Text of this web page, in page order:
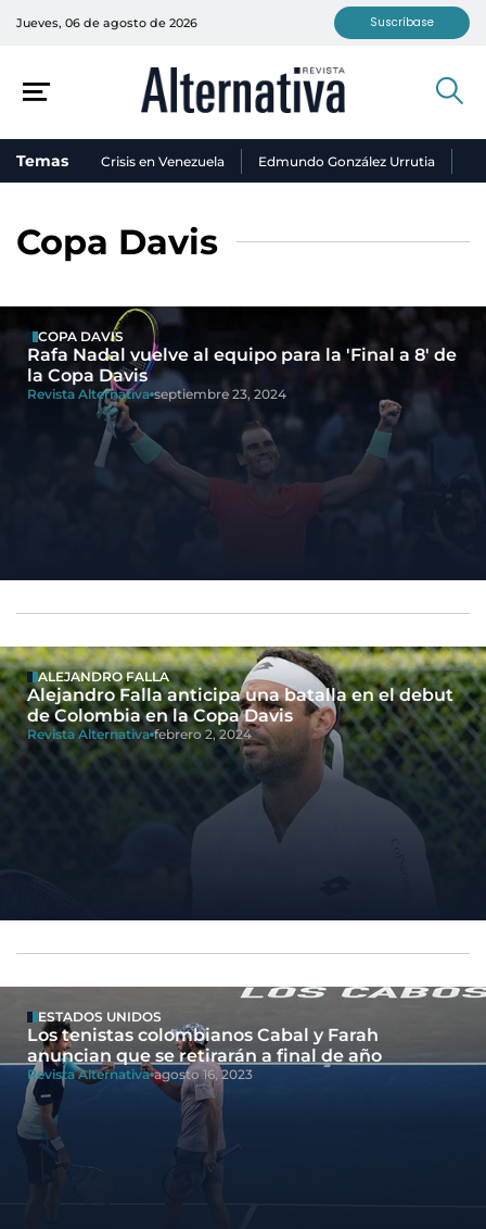
Jueves, 06 de agosto de 2026 Suscríbase
Temas Crisis en Venezuela Edmundo González Urrutia
Copa Davis
COPA DAVIS
Rafa Nadal vuelve al equipo para la 'Final a 8' de
la Copa Davis
Revista Alternativa septiembre 23, 2024
ALEJANDRO FALLA
Alejandro Falla anticipa una batalla en el debut
de Colombia en la Copa Davis
Revista Alternativa febrero 2, 2024
ESTADOS UNIDOS
Los tenistas colombianos Cabal y Farah
anuncian que se retirarán a final de año
Revista Alternativa agosto 16, 2023